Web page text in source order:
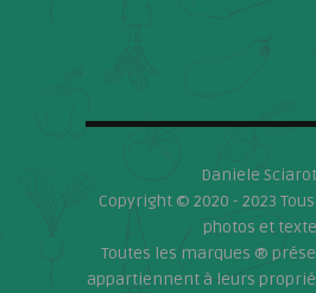
Daniele
Copyright © 2020 - 2023
photos et
Toutes les marques ®
appartiennent à leurs